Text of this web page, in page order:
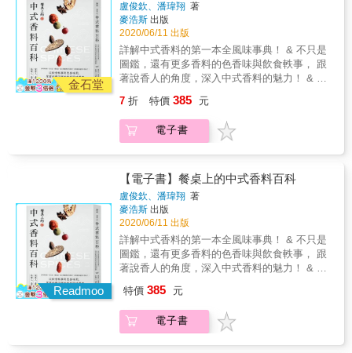
葉，是湯品中的常客，加進牛肉湯、蔬菜湯、
排骨湯，甚至滷肉的時候加一點也很好。將月
桂葉加到藥草茶裡面，很適合預防感冒。 & 藥
草蜜茶，在運用肥皂、酒精與口罩把病原體阻
絕於體外之餘，可以藥草製作濃蜜茶，提振免
疫力。
材料步驟，料理過程務必迎合自己的鼻子和舌
頭，調整氣味，指導原則還是「嚐嚐看」。 &
▍泡茶還是煮茶？書中許多茶飲食譜，許多配
方都建議用小鍋煮，香草茶、奶茶都是。但人
生有時懶惰或場地工具不便，可變通改用浸泡
方式，自己實驗成功的操作方式，是最好的食
19疫情持續的當下，可以選擇在生活中攝取可
的細菌、病毒不易入侵或複製的環境，協助身
體免疫系統工作，讓該留下的可以留下來，不
屬於身體的可以被消除。 & 奧勒岡，又名披薩
草，可殺菌抗病毒、助消化，對感冒、發炎、
脹氣和腹部不適也有很好的療效，常加入義大
利麵紅醬和披薩的番茄糊裡面提香。 & 月桂
葉，是湯品中的常客，加進牛肉湯、蔬菜湯、
排骨湯，甚至滷肉的時候加一點也很好。將月
桂葉加到藥草茶裡面，很適合預防感冒。 & 藥
草蜜茶，在運用肥皂、酒精與口罩把病原體阻
絕於體外之餘，可以藥草製作濃蜜茶，提振免
疫力。
或生火腿。 ☉芒果果醬：整體呈現馥郁又濃稠
的質地，濃厚的甘甜與滿載著熱帶香氣。 ☉奇
異果果醬：奇異果的口感被做成果醬後吃起來
是完全不同的美味。 ☉鳳梨粉紅胡椒果醬：鳳
梨酵素可使肉類吃起來更軟嫩，拿來製作肉類
料理皆適宜。 ☉玫瑰果醬：飄散著淡淡的玫瑰
☉櫻桃＆紅酒果醬：是在歐美十分常見的櫻桃
果醬，水果本身的酸味與香氣都讓人期待。 ☉
檸檬蛋黃醬：雞蛋所製作的蛋黃醬，與卡士達
醬類似，通常被填入派或是塔皮的內餡。 ◆必
吃風味抹醬─只要準備好各式不同口味的抹醬，
日常的麵包會有更多不同的吃法 ☉巧克力抹醬
──僅利用巧克力、牛奶與奶油製作而成的抹
醬，口感十分厚實的抹醬。 ☉核桃奶油抹醬─
滿滿濃郁的核桃香氣，奢侈的味道容易使人上
癮。 ☉紅豆牛奶抹醬─傳統的紅豆餡外觀，深
邃且新潮的味道讓人驚奇連連。 ☉黑芝麻豆乳
抹醬─芝麻的油脂與香氣擴散開來,馥郁的口味
讓人印象深刻。 ◆蔬菜鹹味抹醬─使用蔬菜製
作的果醬吃不膩，大人小孩都喜歡。 ☉紅蘿蔔
有小時候熟稀的味道。 ☉南瓜抹醬：蔬菜抹醬
中最有人氣的一款。容易入口的口感，讓小朋
友也都吃得津津有味。 ☉紫心番薯抹醬：讓人
code─可以隨時觀看示範影片一邊操作，貼心
又實用。） ◆當令水果經典果醬─使用當季水
果手作的果醬，還能品嚐出那個季節才有的獨
特風味。 ☉草莓＆香蕉果醬：草莓的酸甜加上
香蕉的甘美，加入蘭姆酒香氣更為突出。 ☉草
莓白巧克力果醬：濃厚的可可韻味與清爽的草
莓交織，馥郁滋味讓人想一直品嚐。 ☉蘋果肉
派的風味。 ☉柑橘果醬：微苦味和香氣互補，
是柑橘皮手作果醬才有的天然風味。 ◆創意口
味果醬─常見的水果都可以製作成果醬，跟著作
生薑獨有的微辣感讓人吃了就上癮。 ☉香瓜果
醬：直接吃就很美味，非常適合搭配豬肉料理
或生火腿。 ☉芒果果醬：整體呈現馥郁又濃稠
的質地，濃厚的甘甜與滿載著熱帶香氣。 ☉奇
異果果醬：奇異果的口感被做成果醬後吃起來
是完全不同的美味。 ☉鳳梨粉紅胡椒果醬：鳳
梨酵素可使肉類吃起來更軟嫩，拿來製作肉類
香氣，加入紅茶飲用洋溢著浪漫優雅的味道。
☉櫻桃＆紅酒果醬：是在歐美十分常見的櫻桃
果醬，水果本身的酸味與香氣都讓人期待。 ☉
檸檬蛋黃醬：雞蛋所製作的蛋黃醬，與卡士達
金石堂
風味事典
盧俊欽、潘瑋翔 著
麥浩斯 出版
2020/06/11 出版
詳解中式香料的第一本全風味事典！ & 不只是
圖鑑，還有更多香料的色香味與飲食軼事， 跟
著說香人的角度，深入中式香料的魅力！ & 八
&hellip;&hellip; 這些我們再熟悉不過的味道，
從前，常常是去中藥行買的， 藥櫃子裡的藥
材，轉身進了廚房， 就在日常餐食中，烹出了
椒，是真的紅胡椒嗎？ 原來，香果打破後裡面
就是肉豆蔻？ 厲害的薑母鴨湯底，絕對有三奈
的功勞！ 古早味的黃色粉粿，是用梔子染出來
的&hellip; & 香料與藥材，常常是一體兩面，
放在藥櫃子裡的是中藥，拿到廚房就變香料
了！ & 作者從熟悉的藥鋪角度出發，為眾多的
中式香料梳理系統， 以香料食材的觀點，告訴
我們不同香料植物的特性， 辨別相似的種類？
怎麼挑選上品？看色聞味的方法， 無論增香、
料從過去到現在，一直都在我們的生活中扮演
著重要的角色。 & 【本書特色】 & ✦首創更好
理解的中式香料系統 收錄96種中式常用香料，
7 折 特價 385 元
電子書
Readmoo
【電子書】餐桌上的中式香料百科
盧俊欽、潘瑋翔 著
麥浩斯 出版
2020/06/11 出版
詳解中式香料的第一本全風味事典！ & 不只是
圖鑑，還有更多香料的色香味與飲食軼事， 跟
著說香人的角度，深入中式香料的魅力！ & 八
&hellip;&hellip; 這些我們再熟悉不過的味道，
從前，常常是去中藥行買的， 藥櫃子裡的藥
材，轉身進了廚房， 就在日常餐食中，烹出了
特價 385 元
電子書